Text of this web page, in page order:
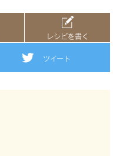
レシピを書く
ツイート